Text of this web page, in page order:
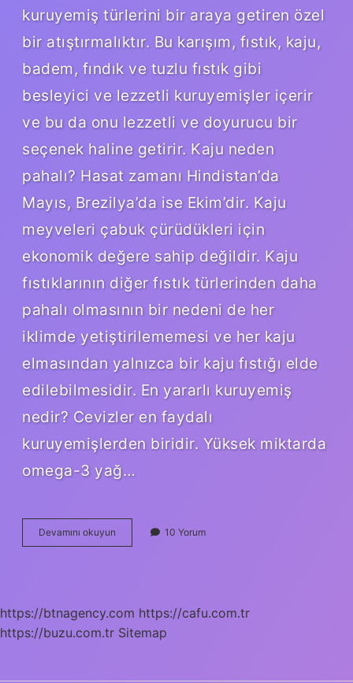
kuruyemiş türlerini bir araya getiren özel
bir atıştırmalıktır. Bu karışım, fıstık, kaju,
badem, fındık ve tuzlu fıstık gibi
besleyici ve lezzetli kuruyemişler içerir
ve bu da onu lezzetli ve doyurucu bir
seçenek haline getirir. Kaju neden
pahalı? Hasat zamanı Hindistan’da
Mayıs, Brezilya’da ise Ekim’dir. Kaju
meyveleri çabuk çürüdükleri için
ekonomik değere sahip değildir. Kaju
fıstıklarının diğer fıstık türlerinden daha
pahalı olmasının bir nedeni de her
iklimde yetiştirilememesi ve her kaju
elmasından yalnızca bir kaju fıstığı elde
edilebilmesidir. En yararlı kuruyemiş
nedir? Cevizler en faydalı
kuruyemişlerden biridir. Yüksek miktarda
omega-3 yağ…
Devamını okuyun
Pahalı
10 Yorum
https://btnagency.com https://cafu.com.tr
https://buzu.com.tr Sitemap